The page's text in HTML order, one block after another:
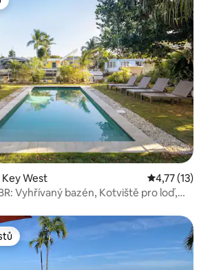
West Průměrné
4,77 (13)
Vyhřívaný bazén, Kotviště pro loď,
Oblíbené u hostů